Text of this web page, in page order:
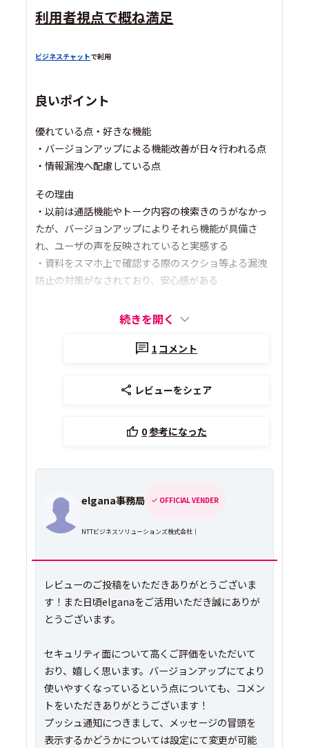
利用者視点で概ね満足
ビジネスチャットで利用
良いポイント
優れている点・好きな機能
・バージョンアップによる機能改善が日々行われる点
・情報漏洩へ配慮している点
その理由
・以前は通話機能やトーク内容の検索きのうがなかっ
たが、バージョンアップによりそれら機能が具備さ
れ、ユーザの声を反映されていると実感する
・資料をスマホ上で確認する際のスクショ等よる漏洩
防止の対策がなされており、安心感がある
続きを開く
1 コメント
レビューをシェア
0参考になった
elgana事務局 OFFICIAL VENDER
NTTビジネスソリューションズ株式会社｜
レビューのご投稿をいただきありがとうございま
す！また日頃elganaをご活用いただき誠にありが
とうございます。
セキュリティ面について高くご評価をいただいて
おり、嬉しく思います。バージョンアップにてより
使いやすくなっているという点についても、コメン
トをいただきありがとうございます！
プッシュ通知につきまして、メッセージの冒頭を
表示するかどうかについては設定にて変更が可能